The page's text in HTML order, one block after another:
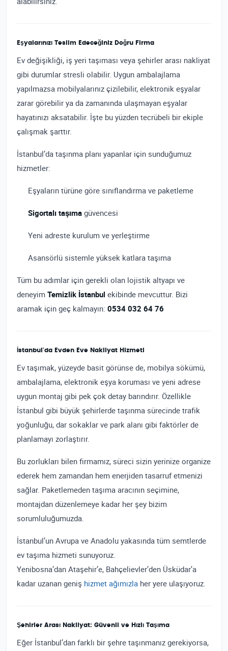
Eşyalarınızı Teslim Edeceğiniz Doğru Firma
Ev değişikliği, iş yeri taşıması veya şehirler arası nakliyat
gibi durumlar stresli olabilir. Uygun ambalajlama
yapılmazsa mobilyalarınız çizilebilir, elektronik eşyalar
zarar görebilir ya da zamanında ulaşmayan eşyalar
hayatınızı aksatabilir. İşte bu yüzden tecrübeli bir ekiple
çalışmak şarttır.
İstanbul’da taşınma planı yapanlar için sunduğumuz
hizmetler:
Eşyaların türüne göre sınıflandırma ve paketleme
Sigortalı taşıma güvencesi
Yeni adreste kurulum ve yerleştirme
Asansörlü sistemle yüksek katlara taşıma
Tüm bu adımlar için gerekli olan lojistik altyapı ve
deneyim Temizlik İstanbul ekibinde mevcuttur. Bizi
aramak için geç kalmayın: 0534 032 64 76
İstanbul'da Evden Eve Nakliyat Hizmeti
Ev taşımak, yüzeyde basit görünse de, mobilya sökümü,
ambalajlama, elektronik eşya koruması ve yeni adrese
uygun montaj gibi pek çok detay barındırır. Özellikle
İstanbul gibi büyük şehirlerde taşınma sürecinde trafik
yoğunluğu, dar sokaklar ve park alanı gibi faktörler de
planlamayı zorlaştırır.
Bu zorlukları bilen firmamız, süreci sizin yerinize organize
ederek hem zamandan hem enerjiden tasarruf etmenizi
sağlar. Paketlemeden taşıma aracının seçimine,
montajdan düzenlemeye kadar her şey bizim
sorumluluğumuzda.
İstanbul’un Avrupa ve Anadolu yakasında tüm semtlerde
ev taşıma hizmeti sunuyoruz.
Yenibosna’dan Ataşehir’e, Bahçelievler’den Üsküdar’a
kadar uzanan geniş hizmet ağımızla her yere ulaşıyoruz.
Şehirler Arası Nakliyat: Güvenli ve Hızlı Taşıma
Eğer İstanbul’dan farklı bir şehre taşınmanız gerekiyorsa,